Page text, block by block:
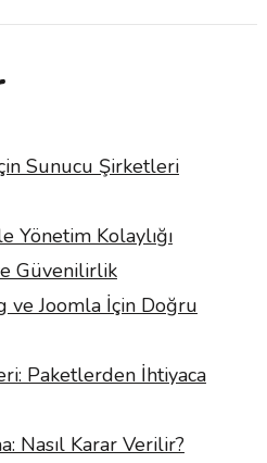
Sunucu Şirketleri
Yönetim Kolaylığı
Güvenilirlik
ve Joomla İçin Doğru
Paketlerden İhtiyaca
Nasıl Karar Verilir?